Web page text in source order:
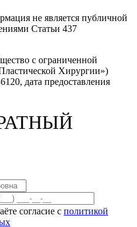
не является публичной
Статьи 437
с ограниченной
Хирургии»)
дата предоставления
согласие с политикой